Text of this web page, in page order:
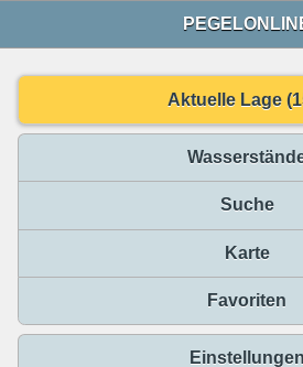
Aktuelle Lage
Suche
Karte
Favoriten
Einstellungen